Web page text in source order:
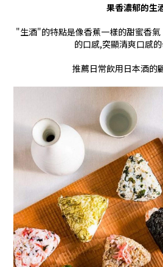
果香濃郁的生
"生酒"的特點是像香蕉一樣的甜蜜香
的口感,突顯清爽口感
推薦日常飲用日本酒的